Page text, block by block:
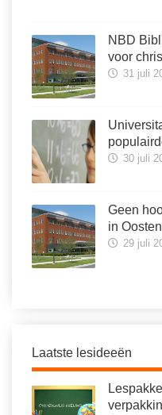
NBD
voor
31 juli
30 juli
Geen
in
29 juli
Laatste lesideeën